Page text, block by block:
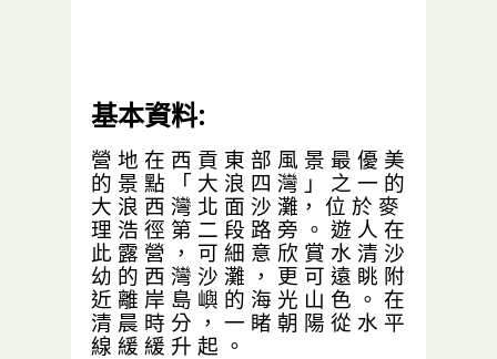
基本資料:
營 地 在 西 貢 東 部 風 景 最 優 美
的 景 點 「 大 浪 四 灣 」 之 一 的
大 浪 西 灣 北 面 沙 灘， 位 於 麥
理 浩 徑 第 二 段 路 旁 。 遊 人 在
此 露 營 ， 可 細 意 欣 賞 水 清 沙
幼 的 西 灣 沙 灘 ， 更 可 遠 眺 附
近 離 岸 島 嶼 的 海 光 山 色 。 在
清 晨 時 分 ， 一 睹 朝 陽 從 水 平
線 緩 緩 升 起 。